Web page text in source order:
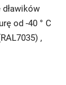
od -40 ° C
,